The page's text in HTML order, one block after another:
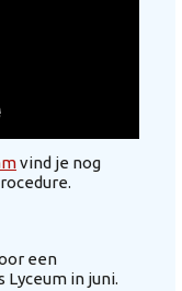
vind je nog
een
Lyceum in juni.